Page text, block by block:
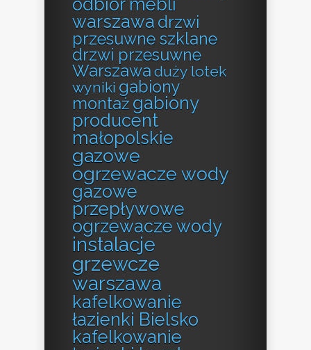
warszawa drzwi
przesuwne szklane
drzwi przesuwne
Warszawa duży lotek
wyniki gabiony
montaż gabiony
producent
małopolskie
gazowe
ogrzewacze wody
gazowe
przepływowe
ogrzewacze wody
instalacje
grzewcze
warszawa
kafelkowanie
łazienki Bielsko
kafelkowanie